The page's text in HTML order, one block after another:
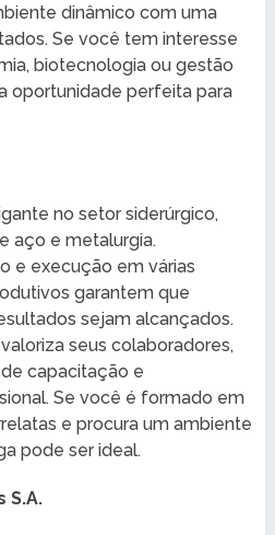
dinâmico com uma
Se você tem interesse
biotecnologia ou gestão
oportunidade perfeita para
no setor siderúrgico,
aço e metalurgia.
e execução em várias
garantem que
sejam alcançados.
seus colaboradores,
capacitação e
Se você é formado em
e procura um ambiente
pode ser ideal.
S.A.